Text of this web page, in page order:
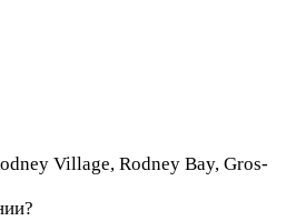
Village, Rodney Bay, Gros-